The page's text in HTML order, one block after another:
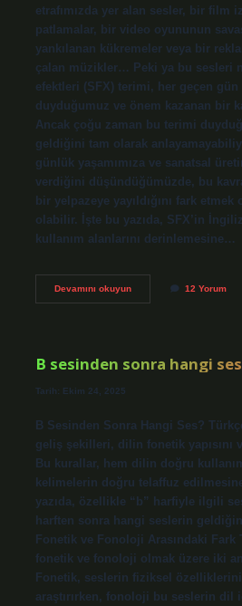
etrafımızda yer alan sesler, bir film
patlamalar, bir video oyununun
yankılanan kükremeler veya bir
çalan müzikler… Peki ya bu sesleri
efektleri (SFX) terimi, her geçen gün
duyduğumuz ve önem kazanan bir
Ancak çoğu zaman bu terimi
geldiğini tam olarak
günlük yaşamımıza ve sanatsal
verdiğini düşündüğümüzde, bu
bir yelpazeye yayıldığını fark etmek
olabilir. İşte bu yazıda, SFX’in
kullanım alanlarını derinlemesine…
Devamını okuyunSFX
12 Yorum
B sesinden sonra hangi
Tarih: Ekim 24, 2025
B Sesinden Sonra Hangi Ses?
geliş şekilleri, dilin fonetik yapısını
Bu kurallar, hem dilin doğru
kelimelerin doğru telaffuz
yazıda, özellikle “b” harfiyle ilgili
harften sonra hangi seslerin
Fonetik ve Fonoloji Arasındaki Fark
fonetik ve fonoloji olmak üzere iki
Fonetik, seslerin fiziksel
araştırırken, fonoloji bu seslerin dil